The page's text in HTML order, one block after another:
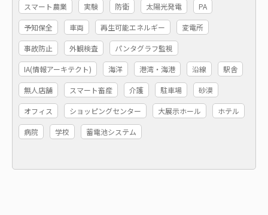
スマート農業 実験 防衛 太陽光発電 PA
予知保全 車両 再生可能エネルギー 変電所
事故防止 外観検査 パンタグラフ監視
IA(情報アーキテクト) 海洋 港湾・海港 沿線 駅舎
無人店舗 スマート畜産 介護 駐車場 砂漠
オフィス ショッピングセンター 大展示ホール ホテル
病院 学校 蓄電池システム